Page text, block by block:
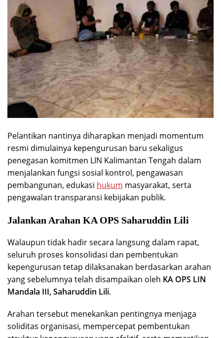
Pelantikan nantinya diharapkan menjadi momentum
resmi dimulainya kepengurusan baru sekaligus
penegasan komitmen LIN Kalimantan Tengah dalam
menjalankan fungsi sosial kontrol, pengawasan
pembangunan, edukasi hukum masyarakat, serta
pengawalan transparansi kebijakan publik.
Jalankan Arahan KA OPS Saharuddin Lili
Walaupun tidak hadir secara langsung dalam rapat,
seluruh proses konsolidasi dan pembentukan
kepengurusan tetap dilaksanakan berdasarkan arahan
yang sebelumnya telah disampaikan oleh KA OPS LIN
Mandala III, Saharuddin Lili.
Arahan tersebut menekankan pentingnya menjaga
soliditas organisasi, mempercepat pembentukan